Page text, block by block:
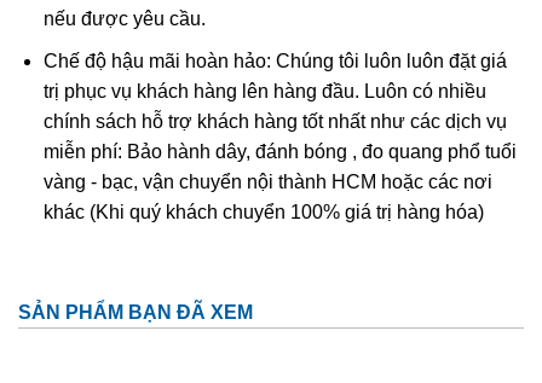
nếu được yêu cầu.
Chế độ hậu mãi hoàn hảo: Chúng tôi luôn luôn đặt giá
trị phục vụ khách hàng lên hàng đầu. Luôn có nhiều
chính sách hỗ trợ khách hàng tốt nhất như các dịch vụ
miễn phí: Bảo hành dây, đánh bóng , đo quang phổ tuổi
vàng - bạc, vận chuyển nội thành HCM hoặc các nơi
khác (Khi quý khách chuyển 100% giá trị hàng hóa)
SẢN PHẨM BẠN ĐÃ XEM